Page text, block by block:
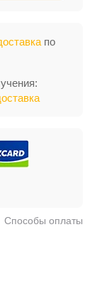
по
Способы оплаты